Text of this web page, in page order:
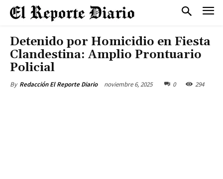
Detenido por Homicidio en Fiesta
Clandestina: Amplio Prontuario
Policial
By Redacción El Reporte Diario noviembre 6, 2025 0 294